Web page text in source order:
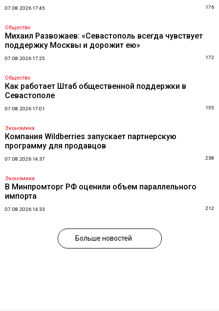
07.08.2026 17:45 176
Общество
Михаил Развожаев: «Севастополь всегда чувствует
поддержку Москвы и дорожит ею»
07.08.2026 17:25 172
Общество
Как работает Штаб общественной поддержки в
Севастополе
07.08.2026 17:01 155
Экономика
Компания Wildberries запускает партнерскую
программу для продавцов
07.08.2026 14:37 238
Экономика
В Минпромторг РФ оценили объем параллельного
импорта
07.08.2026 14:33 212
Больше новостей